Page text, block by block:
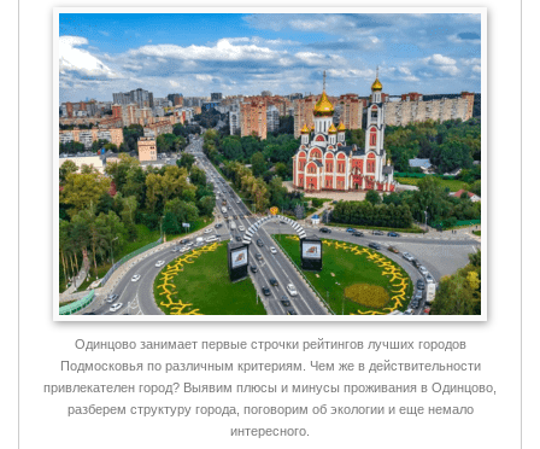
Одинцово занимает первые строчки рейтингов лучших городов
Подмосковья по различным критериям. Чем же в действительности
привлекателен город? Выявим плюсы и минусы проживания в Одинцово,
разберем структуру города, поговорим об экологии и еще немало
интересного.